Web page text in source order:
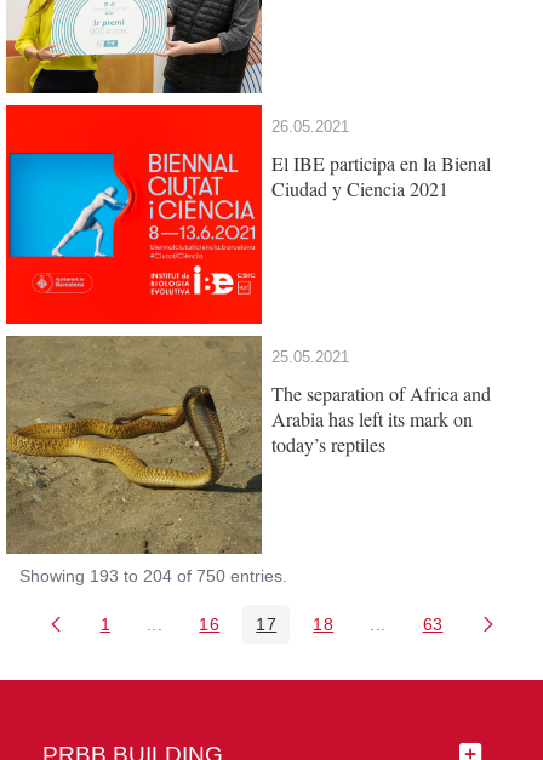
26.05.2021
El IBE participa en la Bienal
Ciudad y Ciencia 2021
25.05.2021
The separation of Africa and
Arabia has left its mark on
today’s reptiles
Showing 193 to 204 of 750 entries.
Page
1 Intermediate Pages Use TAB to navigate.
Page
16 Page
17 Page
18 Intermediate Pages
Page
63
PRBB BUILDING